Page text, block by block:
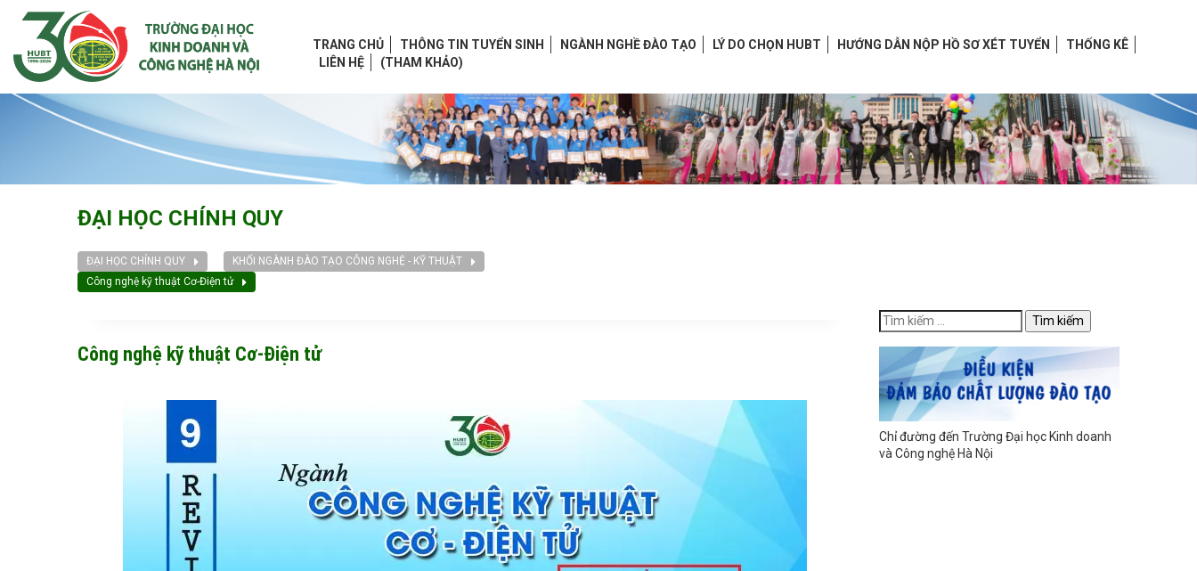
TRANG CHỦ THÔNG TIN TUYỂN SINH NGÀNH NGHỀ ĐÀO TẠO LÝ DO CHỌN HUBT HƯỚNG DẪN NỘP HỒ SƠ XÉT TUYỂN
THỐNG KÊ
LIÊN HỆ
(THAM KHẢO)
ĐẠI HỌC CHÍNH QUY
ĐẠI HỌC CHÍNH QUY
KHỐI NGÀNH ĐÀO TẠO CÔNG NGHỆ - KỸ THUẬT
Công nghệ kỹ thuật Cơ-Điện tử
Công nghệ kỹ thuật Cơ-Điện tử
Chỉ đường đến Trường Đại học Kinh doanh
và Công nghệ Hà Nội